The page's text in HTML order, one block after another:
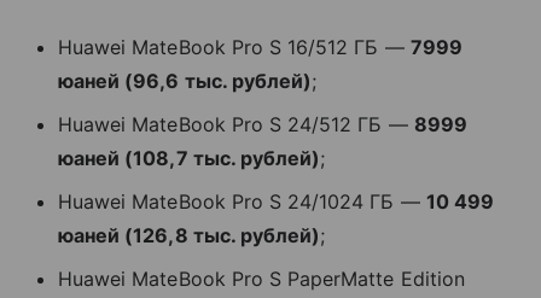
Huawei MateBook Pro S 16/512 ГБ — 7999
юаней (96,6 тыс. рублей);
Huawei MateBook Pro S 24/512 ГБ — 8999
юаней (108,7 тыс. рублей);
Huawei MateBook Pro S 24/1024 ГБ — 10 499
юаней (126,8 тыс. рублей);
Huawei MateBook Pro S PaperMatte Edition